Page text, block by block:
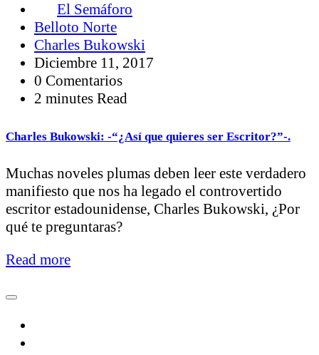
El Semáforo
Belloto Norte
Charles Bukowski
Diciembre 11, 2017
0 Comentarios
2 minutes Read
Charles Bukowski: -“¿Así que quieres ser Escritor?”-.
Muchas noveles plumas deben leer este verdadero
manifiesto que nos ha legado el controvertido
escritor estadounidense, Charles Bukowski, ¿Por
qué te preguntaras?
Read more